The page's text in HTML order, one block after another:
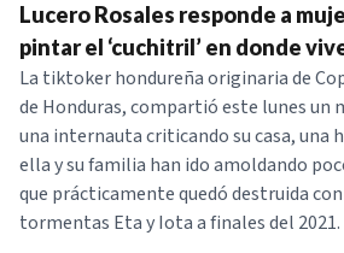
Lucero Rosales responde a
pintar el ‘cuchitril’ en donde
La tiktoker hondureña originaria de
de Honduras, compartió este lunes un
una internauta criticando su casa, una
ella y su familia han ido amoldando
que prácticamente quedó destruida
tormentas Eta y Iota a finales del 2021.